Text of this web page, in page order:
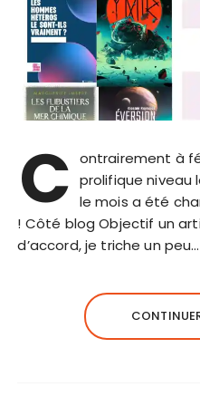
C ontrairement à
prolifique niveau
le mois a été
! Côté blog Objectif un
d’accord, je triche un peu…